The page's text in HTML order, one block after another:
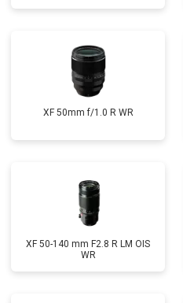
XF 50mm f/1.0 R WR
XF 50-140 mm F2.8 R LM OIS
WR